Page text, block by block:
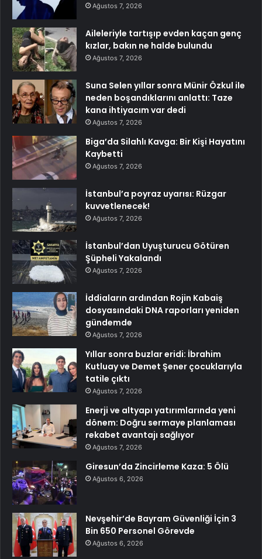
Ağustos 7, 2026
Aileleriyle tartışıp evden kaçan genç
kızlar, bakın ne halde bulundu
Ağustos 7, 2026
Suna Selen yıllar sonra Münir Özkul ile
neden boşandıklarını anlattı: Taze
kana ihtiyacım var dedi
Ağustos 7, 2026
Biga’da Silahlı Kavga: Bir Kişi Hayatını
Kaybetti
Ağustos 7, 2026
İstanbul’a poyraz uyarısı: Rüzgar
kuvvetlenecek!
Ağustos 7, 2026
İstanbul’dan Uyuşturucu Götüren
Şüpheli Yakalandı
Ağustos 7, 2026
İddiaların ardından Rojin Kabaiş
dosyasındaki DNA raporları yeniden
gündemde
Ağustos 7, 2026
Yıllar sonra buzlar eridi: İbrahim
Kutluay ve Demet Şener çocuklarıyla
tatile çıktı
Ağustos 7, 2026
Enerji ve altyapı yatırımlarında yeni
dönem: Doğru sermaye planlaması
rekabet avantajı sağlıyor
Ağustos 7, 2026
Giresun’da Zincirleme Kaza: 5 Ölü
Ağustos 6, 2026
Nevşehir’de Bayram Güvenliği İçin 3
Bin 650 Personel Görevde
Ağustos 6, 2026